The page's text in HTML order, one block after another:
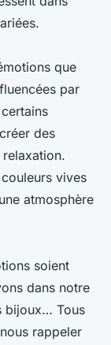
que
par
des
vives
atmosphère
soient
dans notre
bijoux… Tous
rappeler